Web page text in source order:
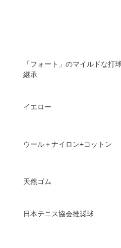
「フォート」のマイルドな打
継承
イエロー
ウール＋ナイロン+コットン
天然ゴム
日本テニス協会推奨球